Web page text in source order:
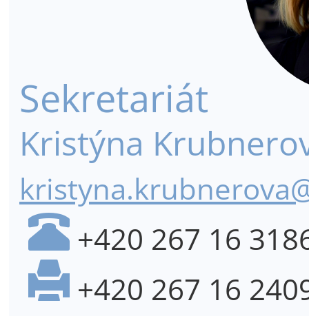
Sekretariát
Kristýna
+420 267 16
+420 267 16